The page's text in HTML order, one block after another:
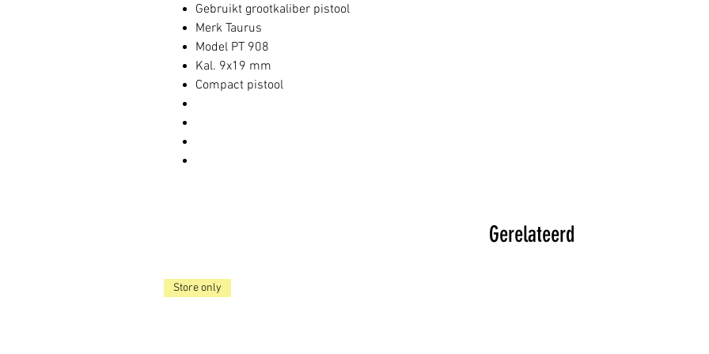
Gebruikt grootkaliber pistool
Merk Taurus
Model PT 908
Kal. 9x19 mm
Compact pistool
Gerelateerd
Store only